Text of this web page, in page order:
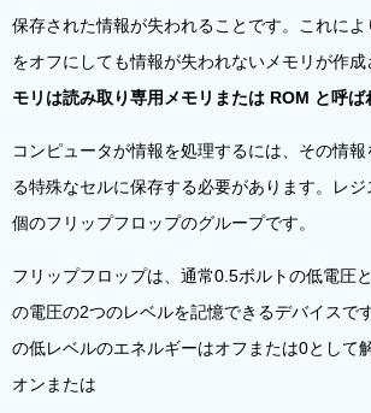
保存された情報が失われることです。これに
をオフにしても情報が失われないメモリが作成
モリは読み取り専用メモリまたは ROM と呼ば
コンピュータが情報を処理するには、その情
る特殊なセルに保存する必要があります。レ
個のフリップフロップのグループです。
フリップフロップは、通常0.5ボルトの低電圧
の電圧の2つのレベルを記憶できるデバイスで
の低レベルのエネルギーはオフまたは0として
オンまたは